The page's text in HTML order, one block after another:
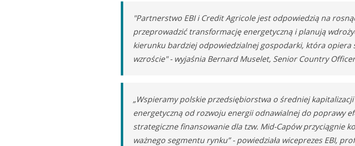
"Partnerstwo EBI i Credit Agricole jest odpowiedzią na
przeprowadzić transformację energetyczną i planują
kierunku bardziej odpowiedzialnej gospodarki, która opiera
wzroście" - wyjaśnia Bernard Muselet, Senior Country
„Wspieramy polskie przedsiębiorstwa o średniej
energetyczną od rozwoju energii odnawialnej do poprawy
strategiczne finansowanie dla tzw. Mid-Capów przyciągnie
ważnego segmentu rynku” - powiedziała wiceprezes EBI,